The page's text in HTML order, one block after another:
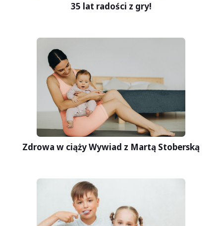
35 lat radości z gry!
Zdrowa w ciąży Wywiad z Martą Stoberską